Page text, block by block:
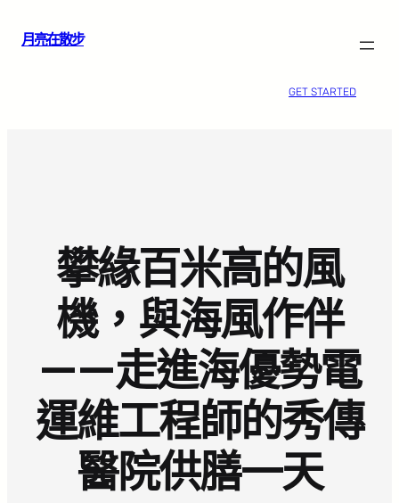
月亮在散步
GET STARTED
攀緣百米高的風
機，與海風作伴
——走進海優勢電
運維工程師的秀傳
醫院供膳一天